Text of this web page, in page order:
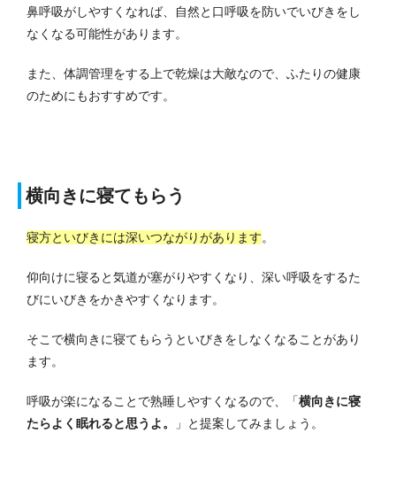
鼻呼吸がしやすくなれば、自然と口呼吸を防いでいびきをし
なくなる可能性があります。
また、体調管理をする上で乾燥は大敵なので、ふたりの健康
のためにもおすすめです。
横向きに寝てもらう
寝方といびきには深いつながりがあります。
仰向けに寝ると気道が塞がりやすくなり、深い呼吸をするた
びにいびきをかきやすくなります。
そこで横向きに寝てもらうといびきをしなくなることがあり
ます。
呼吸が楽になることで熟睡しやすくなるので、「横向きに寝
たらよく眠れると思うよ。
」と提案してみましょう。